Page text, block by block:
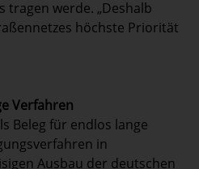
tragen werde. „Deshalb
höchste Priorität
Verfahren
Beleg für endlos lange
in
Ausbau der deutschen